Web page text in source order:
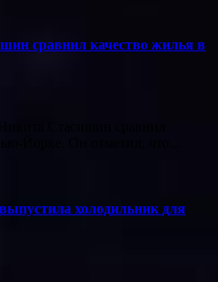
сравнил качество жилья в
холодильник для